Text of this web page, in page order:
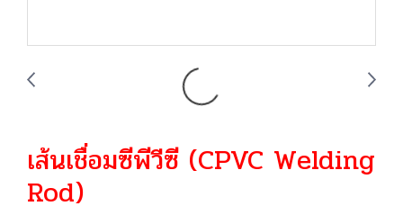
เส้นเชื่อมซีพีวีซี (CPVC Welding
Rod)